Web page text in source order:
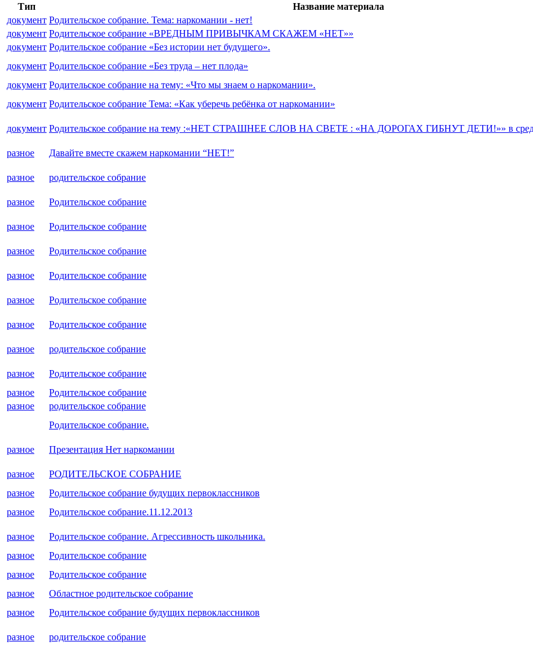
Тип
Название материала
документ Родительское собрание. Тема: наркомании - нет!
документ Родительское собрание «ВРЕДНЫМ ПРИВЫЧКАМ СКАЖЕМ «НЕТ»»
документ Родительское собрание «Без истории нет будущего».
документ Родительское собрание «Без труда – нет плода»
документ Родительское собрание на тему: «Что мы знаем о наркомании».
документ Родительское собрание Тема: «Как уберечь ребёнка от наркомании»
документ Родительское собрание на тему :«НЕТ СТРАШНЕЕ СЛОВ НА СВЕТЕ : «НА ДОРОГАХ ГИБНУТ ДЕТИ!»» в
разное Давайте вместе скажем наркомании “НЕТ!”
разное родительское собрание
разное Родительское собрание
разное Родительское собрание
разное Родительское собрание
разное Родительское собрание
разное Родительское собрание
разное Родительское собрание
разное родительское собрание
разное Родительское собрание
разное
Родительское собрание
разное
родительское собрание
Родительское собрание.
разное Презентация Нет наркомании
разное РОДИТЕЛЬСКОЕ СОБРАНИЕ
разное
Родительское собрание будущих первоклассников
разное
Родительское собрание.11.12.2013
разное Родительское собрание. Агрессивность школьника.
разное
Родительское собрание
разное
Родительское собрание
разное
Областное родительское собрание
разное
Родительское собрание будущих первоклассников
разное родительское собрание